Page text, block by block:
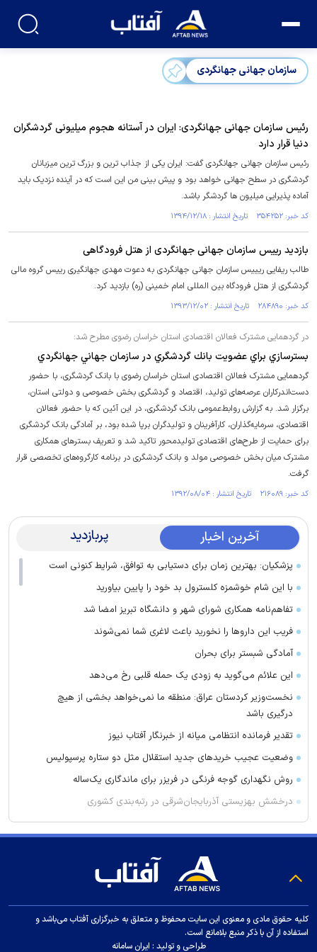
سازمان جهانی جهانگردی
رئیس سازمان جهانی جهانگردی: ایران در آستانه هجوم میلیونی گردشگران
دنیا قرار دارد
رئیس سازمان جهانی جهانگردی گفت: ایران یکی از جذاب ترین و بزرگ ترین میزبانان
گردشگری در سطح جهانی خواهد ‏بود و پیش بینی من این است که در آینده نزدیک باید
آماده پذیرایی میلیون ها گردشگر باشد.‏
کد خبر: ۳۵۴۲۵۲ تاریخ انتشار : ۱۳۹۴/۱۲/۱۸
بازدید رییس سازمان جهانی جهانگردی از هتل فرودگاهی
طالب ریفایی ریییس سازمان جهانی جهانگردی به دعوت مهدی جهانگیری رییس گروه مالی
گردشگری از هتل فرودگاه بین المللی امام خمینی (ره) بازدید کرد.
کد خبر: ۲۸۴۸۹۰ تاریخ انتشار : ۱۳۹۳/۱۲/۰۲
در گردهمایی مشترک فعالان اقتصادی استان خراسان رضوی مطرح شد:
بسترسازي براي عضويت بانك گردشگري در سازمان جهاني جهانگردي
گردهمایی مشترک فعالان اقتصادی استان خراسان رضوی با بانک گردشگری، با حضور
دست‌اندرکاران عرصه‌های تولید، اقتصاد و گردشگری بخش خصوصی و دولتی استان،
برگزار شد. به گزارش روابط‌عمومی بانک گردشگری، در این آئین که با حضور فعالان
اقتصادی، سرمایه‌گذاران، کارآفرینان و تولیدگران برپا شده بود، بر آمادگی بانک گردشگری
برای حمایت از طرح‌های اقتصادی تولیدمحور تاکید شد و تعریف بسترهای همکاری
مشترک میان بخش خصوصی مولد و بانک گردشگری در برنامه کارگروه‌های تخصصی قرار
گرفت.
کد خبر: ۲۱۶۰۸۹ تاریخ انتشار : ۱۳۹۲/۰۸/۰۴
آخرین اخبار پربازدید
پزشکیان: بهترین زمان برای دستیابی به توافق، شرایط کنونی است
با این شام خوشمزه کلسترول بد خود را پایین بیاورید
تفاهم‌نامه همکاری شورای شهر و دانشگاه تبریز امضا شد
فریب این دارو‌ها را نخورید باعث لاغری شما نمی‌شوند
آمادگی شبستر برای بحران
این علائم می‌گوید به زودی یک حمله قلبی رخ می‌دهد
نخست‌وزیر کردستان عراق: منطقه ما نمی‌خواهد بخشی از هیچ
درگیری باشد
تقدیر فرمانده انتظامی میانه از خبرنگار آفتاب نیوز
وضعیت عجیب خرید‌های جدید استقلال مثل دو ستاره پرسپولیس
روش نگهداری گوجه فرنگی در فریزر برای ماندگاری یک‌ساله
درخشش بهزیستی آذربایجان‌شرقی در رتبه‌بندی کشوری
پیروزی تراکتور در دیدار تدارکاتی مقابل شمس‌آذر
آخرین بازی دوستانه پرسپولیس قبل از شروع لیگ پشت در‌های بسته
بادامکی: برای تارتار فقط یک نگرانی دارم
«بِش‌داش»؛ میراث کهن تبریز که در غبار مدرنیته رنگ نباخته است
هوای قم در شرایط ناسالم قرار گرفت
کلیه حقوق مادی و معنوی این سایت محفوظ و متعلق به خبرگزاری آفتاب می‌باشد و
استفاده از آن با ذکر منبع بلامانع است.
طراحی و تولید : ایران سامانه